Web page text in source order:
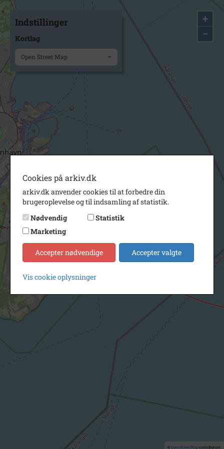
+
−
© OpenStreetMapcontributors.
Indstillinger
Kortlag
Open Street Map
Cookies på arkiv.dk
arkiv.dk anvender cookies til at forbedre din
brugeroplevelse og til indsamling af statistik.
Nødvendig
Statistik
Marketing
Accepter nødvendige Accepter valgte
Vis cookie oplysninger